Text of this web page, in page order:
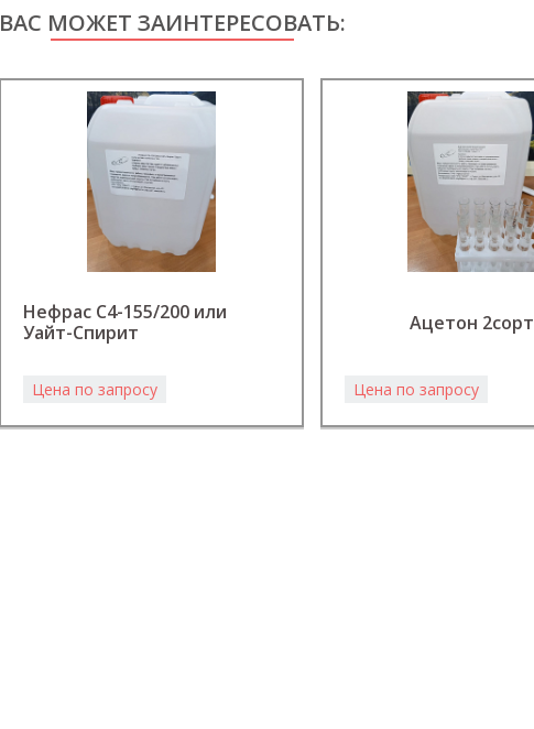
ВАС МОЖЕТ ЗАИНТЕРЕСОВАТЬ:
Нефрас С4-155/200 или
Уайт-Спирит
Цена по запросу
Ацетон 2сорт
Цена по запросу